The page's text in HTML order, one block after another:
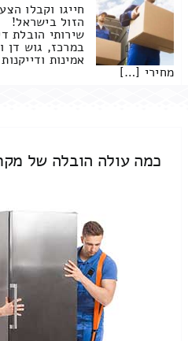
חייגו וקבלו
הזול בישראל!
שירותי הובלת
במרכז, גוש דן
אמינות
מחירי […]
כמה עולה הובלה של